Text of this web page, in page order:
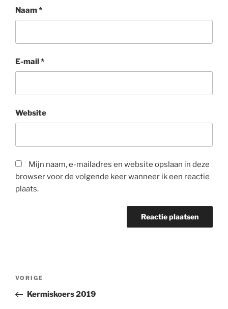
Naam*
E-mail*
Website
Mijn naam, e-mailadres en website opslaan in deze
browser voor de volgende keer wanneer ik een reactie
plaats.
Berichtnavigatie
Vorig
bericht
VORIGE
Kermiskoers 2019